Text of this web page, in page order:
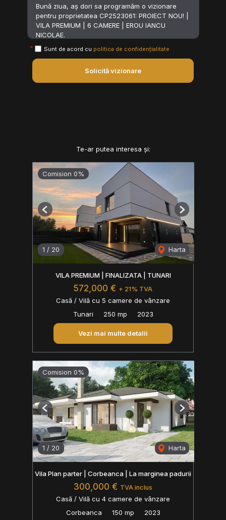
Sunt de acord cu politica de confidențialitate
Solicită vizionare
Te-ar putea interesa și:
Comision 0%
1 / 20 Harta
Previous Next
VILA PREMIUM | FINALIZATA | TUNARI
572,000 € + 21% TVA
Casă / Vilă cu 5 camere de vânzare
Tunari
250 mp 2023
Vezi mai multe detalii
Comision 0%
1 / 20 Harta
Previous Next
Vila Plan parter | Corbeanca | La marginea padurii
300,000 € TVA inclus
Casă / Vilă cu 4 camere de vânzare
Corbeanca
150 mp 2023